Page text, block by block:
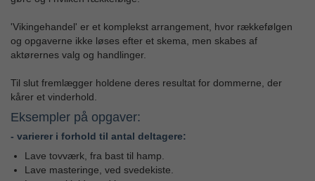
'Vikingehandel' er et komplekst arrangement, hvor rækkefølgen
og opgaverne ikke løses efter et skema, men skabes af
aktørernes valg og handlinger.
Til slut fremlægger holdene deres resultat for dommerne, der
kårer et vinderhold.
Eksempler på opgaver:
- varierer i forhold til antal deltagere:
Lave tovværk, fra bast til hamp.
Lave masteringe, ved svedekiste.